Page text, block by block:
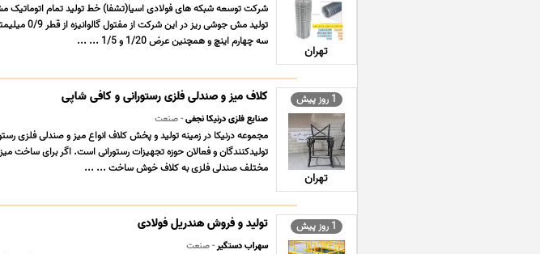
تهران
شرکت توسعه شبکه های فولادی اسیا(تشفا) خط تولید تمام اتوماتیک
سه چهارم اینچ و همچنین عرض 1/20 و 1/5 ... ...
1 روز پیش
تهران
کلاف میز و صندلی فلزی رستورانی و کافی شاپی
صنایع فلزی درنیکا نجفی- صنعت
مجموعه درنیکا در زمینه تولید و پخش کلاف انواع میز و صندلی فلزی
تولیدکنندگان و فعالان حوزه تجهیزات رستورانی است. اگر برای ساخت
مختلف صندلی فلزی به کلاف خوش ساخت ... ...
1 روز پیش تولید و فروش هندریل فولادی
سهراب دستگیر- صنعت